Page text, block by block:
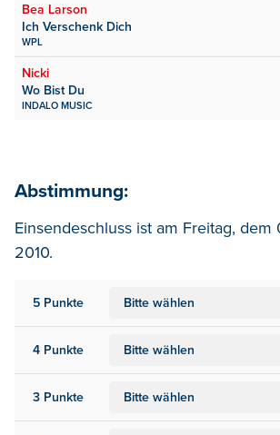
Bea Larson
Ich Verschenk Dich
WPL
Nicki
Wo Bist Du
INDALO MUSIC
Abstimmung:
Einsendeschluss ist am Freitag,
2010.
5 Punkte
4 Punkte
3 Punkte